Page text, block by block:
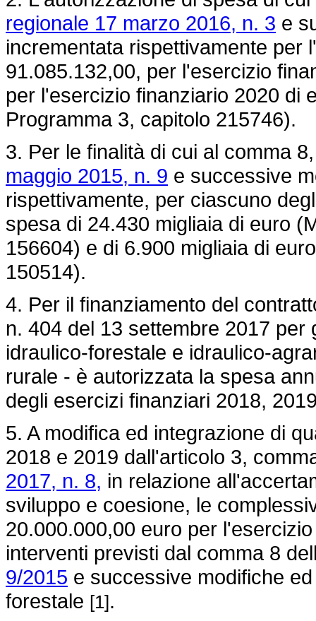
regionale 17 marzo 2016, n. 3 e
incrementata rispettivamente per
91.085.132,00, per l'esercizio
per l'esercizio finanziario 2020 di
Programma 3, capitolo 215746).
3. Per le finalità di cui al comma
maggio 2015, n. 9 e successive
rispettivamente, per ciascuno
spesa di 24.430 migliaia di euro
156604) e di 6.900 migliaia di
150514).
4. Per il finanziamento del
n. 404 del 13 settembre 2017 per
idraulico-forestale e idraulico-
rurale - è autorizzata la spesa
degli esercizi finanziari 2018,
5. A modifica ed integrazione di
2018 e 2019 dall'articolo 3,
2017, n. 8, in relazione
sviluppo e coesione, le
20.000.000,00 euro per
interventi previsti dal comma 8
9/2015 e successive modifiche
forestale [1].